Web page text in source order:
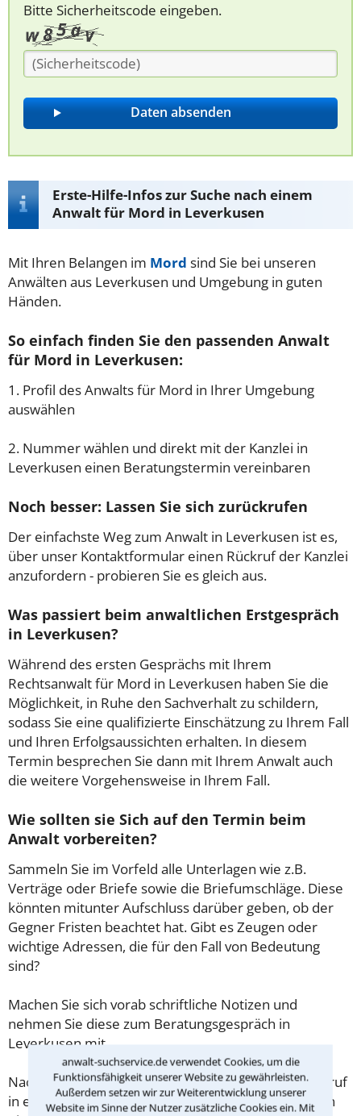
anwalt-suchservice.de verwendet Cookies, um die
Funktionsfähigkeit unserer Website zu gewährleisten.
Außerdem setzen wir zur Weiterentwicklung unserer
Website im Sinne der Nutzer zusätzliche Cookies ein. Mit
Bitte Sicherheitscode eingeben.
Erste-Hilfe-Infos zur Suche nach einem
Anwalt für Mord in Leverkusen
Mit Ihren Belangen im Mord sind Sie bei unseren
Anwälten aus Leverkusen und Umgebung in guten
Händen.
So einfach finden Sie den passenden Anwalt
für Mord in Leverkusen:
1. Profil des Anwalts für Mord in Ihrer Umgebung
auswählen
2. Nummer wählen und direkt mit der Kanzlei in
Leverkusen einen Beratungstermin vereinbaren
Noch besser: Lassen Sie sich zurückrufen
Der einfachste Weg zum Anwalt in Leverkusen ist es,
über unser Kontaktformular einen Rückruf der Kanzlei
anzufordern - probieren Sie es gleich aus.
Was passiert beim anwaltlichen Erstgespräch
in Leverkusen?
Während des ersten Gesprächs mit Ihrem
Rechtsanwalt für Mord in Leverkusen haben Sie die
Möglichkeit, in Ruhe den Sachverhalt zu schildern,
sodass Sie eine qualifizierte Einschätzung zu Ihrem Fall
und Ihren Erfolgsaussichten erhalten. In diesem
Termin besprechen Sie dann mit Ihrem Anwalt auch
die weitere Vorgehensweise in Ihrem Fall.
Wie sollten sie Sich auf den Termin beim
Anwalt vorbereiten?
Sammeln Sie im Vorfeld alle Unterlagen wie z.B.
Verträge oder Briefe sowie die Briefumschläge. Diese
könnten mitunter Aufschluss darüber geben, ob der
Gegner Fristen beachtet hat. Gibt es Zeugen oder
wichtige Adressen, die für den Fall von Bedeutung
sind?
Machen Sie sich vorab schriftliche Notizen und
nehmen Sie diese zum Beratungsgespräch in
Leverkusen mit.
Nachdem Sie über das Kontaktformular einen Rückruf
in einer Kanzlei angefordert haben, stellen wir Ihnen